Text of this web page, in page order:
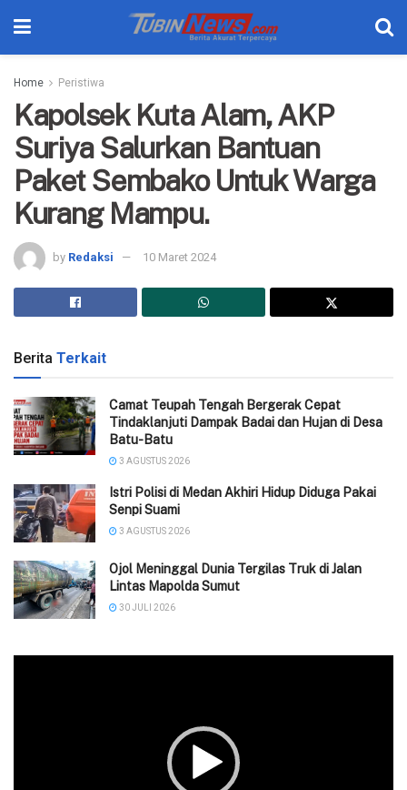
Home Peristiwa
Kapolsek Kuta Alam, AKP
Suriya Salurkan Bantuan
Paket Sembako Untuk Warga
Kurang Mampu.
by Redaksi 10 Maret 2024
Berita Terkait
Camat Teupah Tengah Bergerak Cepat
Tindaklanjuti Dampak Badai dan Hujan di Desa
Batu-Batu
3 AGUSTUS 2026
‎Istri Polisi di Medan Akhiri Hidup Diduga Pakai
Senpi Suami
3 AGUSTUS 2026
Ojol Meninggal Dunia Tergilas Truk di Jalan
Lintas Mapolda Sumut
30 JULI 2026